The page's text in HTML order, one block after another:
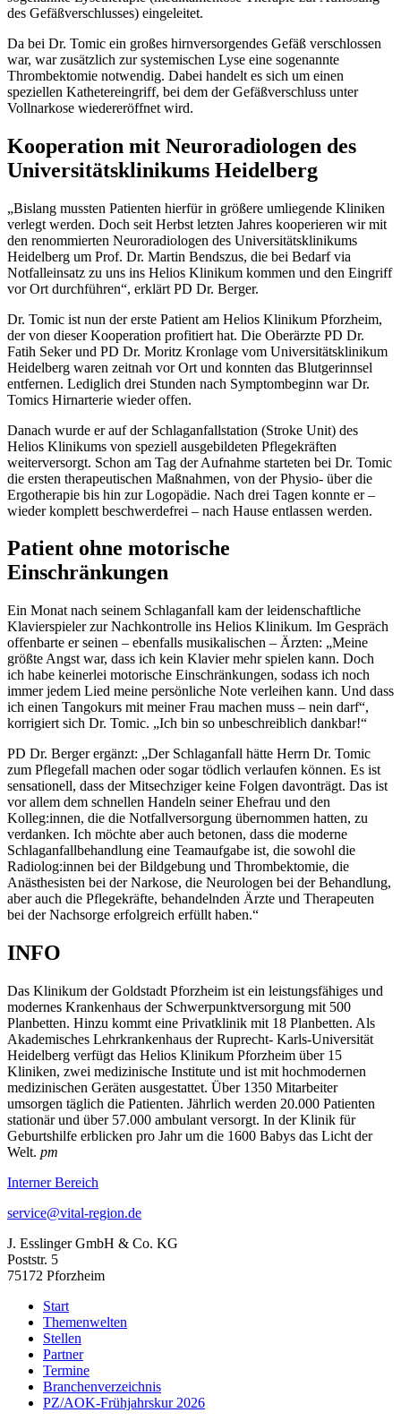
des Gefäßverschlusses) eingeleitet.
Da bei Dr. Tomic ein großes hirnversorgendes Gefäß verschlossen
war, war zusätzlich zur systemischen Lyse eine sogenannte
Thrombektomie notwendig. Dabei handelt es sich um einen
speziellen Kathetereingriff, bei dem der Gefäßverschluss unter
Vollnarkose wiedereröffnet wird.
Kooperation mit Neuroradiologen des
Universitätsklinikums Heidelberg
„Bislang mussten Patienten hierfür in größere umliegende Kliniken
verlegt werden. Doch seit Herbst letzten Jahres kooperieren wir mit
den renommierten Neuroradiologen des Universitätsklinikums
Heidelberg um Prof. Dr. Martin Bendszus, die bei Bedarf via
Notfalleinsatz zu uns ins Helios Klinikum kommen und den Eingriff
vor Ort durchführen“, erklärt PD Dr. Berger.
Dr. Tomic ist nun der erste Patient am Helios Klinikum Pforzheim,
der von dieser Kooperation profitiert hat. Die Oberärzte PD Dr.
Fatih Seker und PD Dr. Moritz Kronlage vom Universitätsklinikum
Heidelberg waren zeitnah vor Ort und konnten das Blutgerinnsel
entfernen. Lediglich drei Stunden nach Symptombeginn war Dr.
Tomics Hirnarterie wieder offen.
Danach wurde er auf der Schlaganfallstation (Stroke Unit) des
Helios Klinikums von speziell ausgebildeten Pflegekräften
weiterversorgt. Schon am Tag der Aufnahme starteten bei Dr. Tomic
die ersten therapeutischen Maßnahmen, von der Physio- über die
Ergotherapie bis hin zur Logopädie. Nach drei Tagen konnte er –
wieder komplett beschwerdefrei – nach Hause entlassen werden.
Patient ohne motorische
Einschränkungen
Ein Monat nach seinem Schlaganfall kam der leidenschaftliche
Klavierspieler zur Nachkontrolle ins Helios Klinikum. Im Gespräch
offenbarte er seinen – ebenfalls musikalischen – Ärzten: „Meine
größte Angst war, dass ich kein Klavier mehr spielen kann. Doch
ich habe keinerlei motorische Einschränkungen, sodass ich noch
immer jedem Lied meine persönliche Note verleihen kann. Und dass
ich einen Tangokurs mit meiner Frau machen muss – nein darf“,
korrigiert sich Dr. Tomic. „Ich bin so unbeschreiblich dankbar!“
PD Dr. Berger ergänzt: „Der Schlaganfall hätte Herrn Dr. Tomic
zum Pflegefall machen oder sogar tödlich verlaufen können. Es ist
sensationell, dass der Mitsechziger keine Folgen davonträgt. Das ist
vor allem dem schnellen Handeln seiner Ehefrau und den
Kolleg:innen, die die Notfallversorgung übernommen hatten, zu
verdanken. Ich möchte aber auch betonen, dass die moderne
Schlaganfallbehandlung eine Teamaufgabe ist, die sowohl die
Radiolog:innen bei der Bildgebung und Thrombektomie, die
Anästhesisten bei der Narkose, die Neurologen bei der Behandlung,
aber auch die Pflegekräfte, behandelnden Ärzte und Therapeuten
bei der Nachsorge erfolgreich erfüllt haben.“
INFO
Das Klinikum der Goldstadt Pforzheim ist ein leistungsfähiges und
modernes Krankenhaus der Schwerpunktversorgung mit 500
Planbetten. Hinzu kommt eine Privatklinik mit 18 Planbetten. Als
Akademisches Lehrkrankenhaus der Ruprecht- Karls-Universität
Heidelberg verfügt das Helios Klinikum Pforzheim über 15
Kliniken, zwei medizinische Institute und ist mit hochmodernen
medizinischen Geräten ausgestattet. Über 1350 Mitarbeiter
umsorgen täglich die Patienten. Jährlich werden 20.000 Patienten
stationär und über 57.000 ambulant versorgt. In der Klinik für
Geburtshilfe erblicken pro Jahr um die 1600 Babys das Licht der
Welt. pm
Interner Bereich
service@vital-region.de
J. Esslinger GmbH & Co. KG
Poststr. 5
75172 Pforzheim
Start
Themenwelten
Stellen
Partner
Termine
Branchenverzeichnis
PZ/AOK-Frühjahrskur 2026